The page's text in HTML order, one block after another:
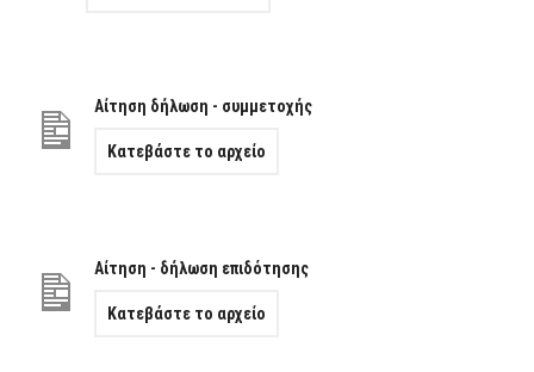
Αίτηση δήλωση - συμμετοχής
Κατεβάστε το αρχείο
Αίτηση - δήλωση επιδότησης
Κατεβάστε το αρχείο